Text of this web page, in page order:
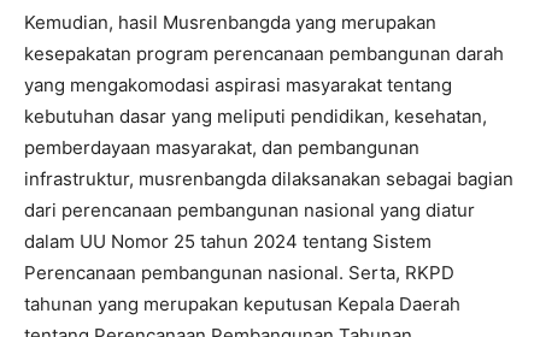
Kemudian, hasil Musrenbangda yang merupakan
kesepakatan program perencanaan pembangunan darah
yang mengakomodasi aspirasi masyarakat tentang
kebutuhan dasar yang meliputi pendidikan, kesehatan,
pemberdayaan masyarakat, dan pembangunan
infrastruktur, musrenbangda dilaksanakan sebagai bagian
dari perencanaan pembangunan nasional yang diatur
dalam UU Nomor 25 tahun 2024 tentang Sistem
Perencanaan pembangunan nasional. Serta, RKPD
tahunan yang merupakan keputusan Kepala Daerah